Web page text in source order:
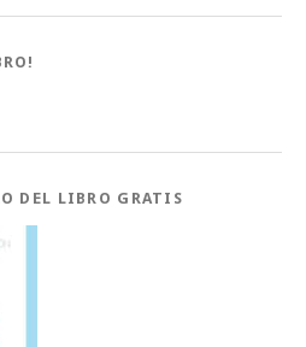
DEL LIBRO GRATIS